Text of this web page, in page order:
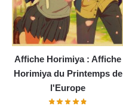
Affiche Horimiya : Affiche
Horimiya du Printemps de
l'Europe